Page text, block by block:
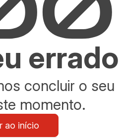
errado
concluir o seu
momento.
ao início